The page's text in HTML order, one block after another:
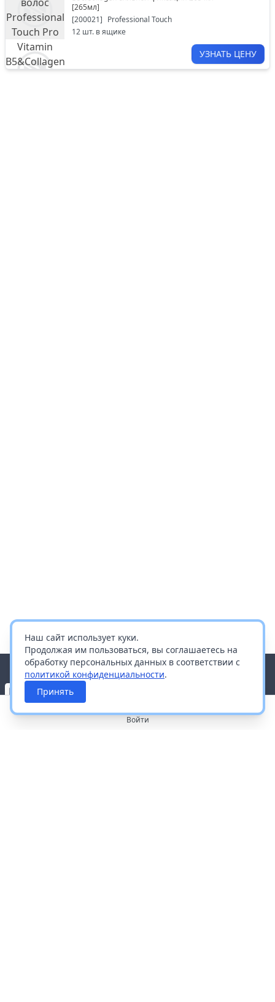
[265мл]
[200021] Professional Touch
12 шт. в ящике
УЗНАТЬ ЦЕНУ
Наш сайт использует куки.
Продолжая им пользоваться, вы соглашаетесь на
обработку персональных данных в соответствии с
политикой конфиденциальности.
Принять
Войти